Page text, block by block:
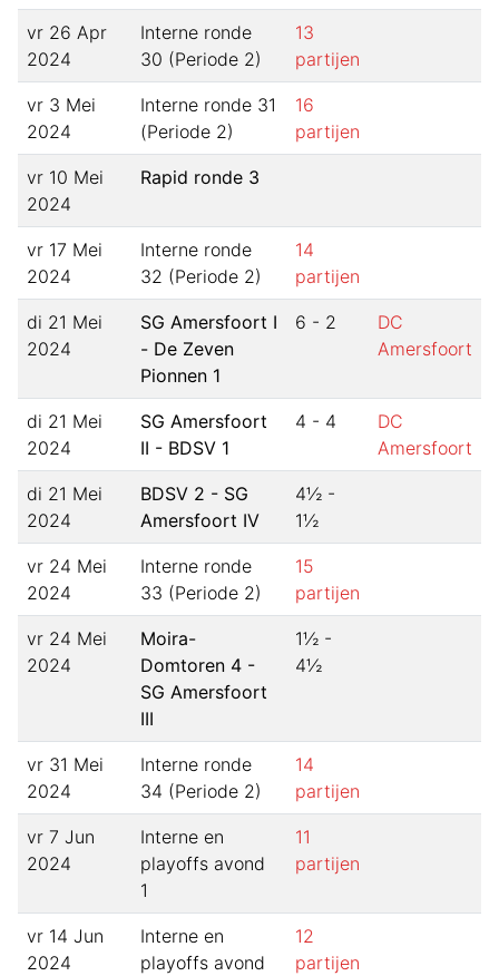
vr 26 Apr
2024
Interne ronde
30 (Periode 2)
13
partijen
vr 3 Mei
2024
Interne ronde 31
(Periode 2)
16
partijen
vr 10 Mei
2024
Rapid ronde 3
vr 17 Mei
2024
Interne ronde
32 (Periode 2)
14
partijen
di 21 Mei
2024
SG Amersfoort I
- De Zeven
Pionnen 1
6 - 2
DC
Amersfoort
di 21 Mei
2024
SG Amersfoort
II - BDSV 1
4 - 4
DC
Amersfoort
di 21 Mei
2024
BDSV 2 - SG
Amersfoort IV
4½ -
1½
vr 24 Mei
2024
Interne ronde
33 (Periode 2)
15
partijen
vr 24 Mei
2024
Moira-
Domtoren 4 -
SG Amersfoort
III
1½ -
4½
vr 31 Mei
2024
Interne ronde
34 (Periode 2)
14
partijen
vr 7 Jun
2024
Interne en
playoffs avond
1
11
partijen
vr 14 Jun
2024
Interne en
playoffs avond
12
partijen